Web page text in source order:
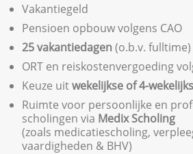
Vakantiegeld
Pensioen opbouw volgens CAO
25 vakantiedagen(o.b.v. fulltime)
ORT en reiskostenvergoeding
Keuze uitwekelijkse of 4-
Ruimte voor persoonlijke en
scholingen via Medix Scholing
(zoals medicatiescholing,
vaardigheden & BHV)